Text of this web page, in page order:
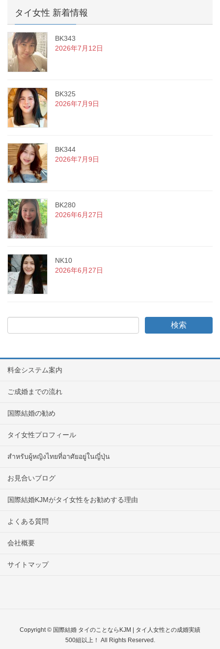
タイ女性 新着情報
BK343
2026年7月12日
BK325
2026年7月9日
BK344
2026年7月9日
BK280
2026年6月27日
NK10
2026年6月27日
料金システム案内
ご成婚までの流れ
国際結婚の勧め
タイ女性プロフィール
สำหรับผู้หญิงไทยที่อาศัยอยู่ในญี่ปุ่น
お見合いブログ
国際結婚KJMがタイ女性をお勧めする理由
よくある質問
会社概要
サイトマップ
Copyright © 国際結婚 タイのことならKJM | タイ人女性との成婚実績
500組以上！ All Rights Reserved.